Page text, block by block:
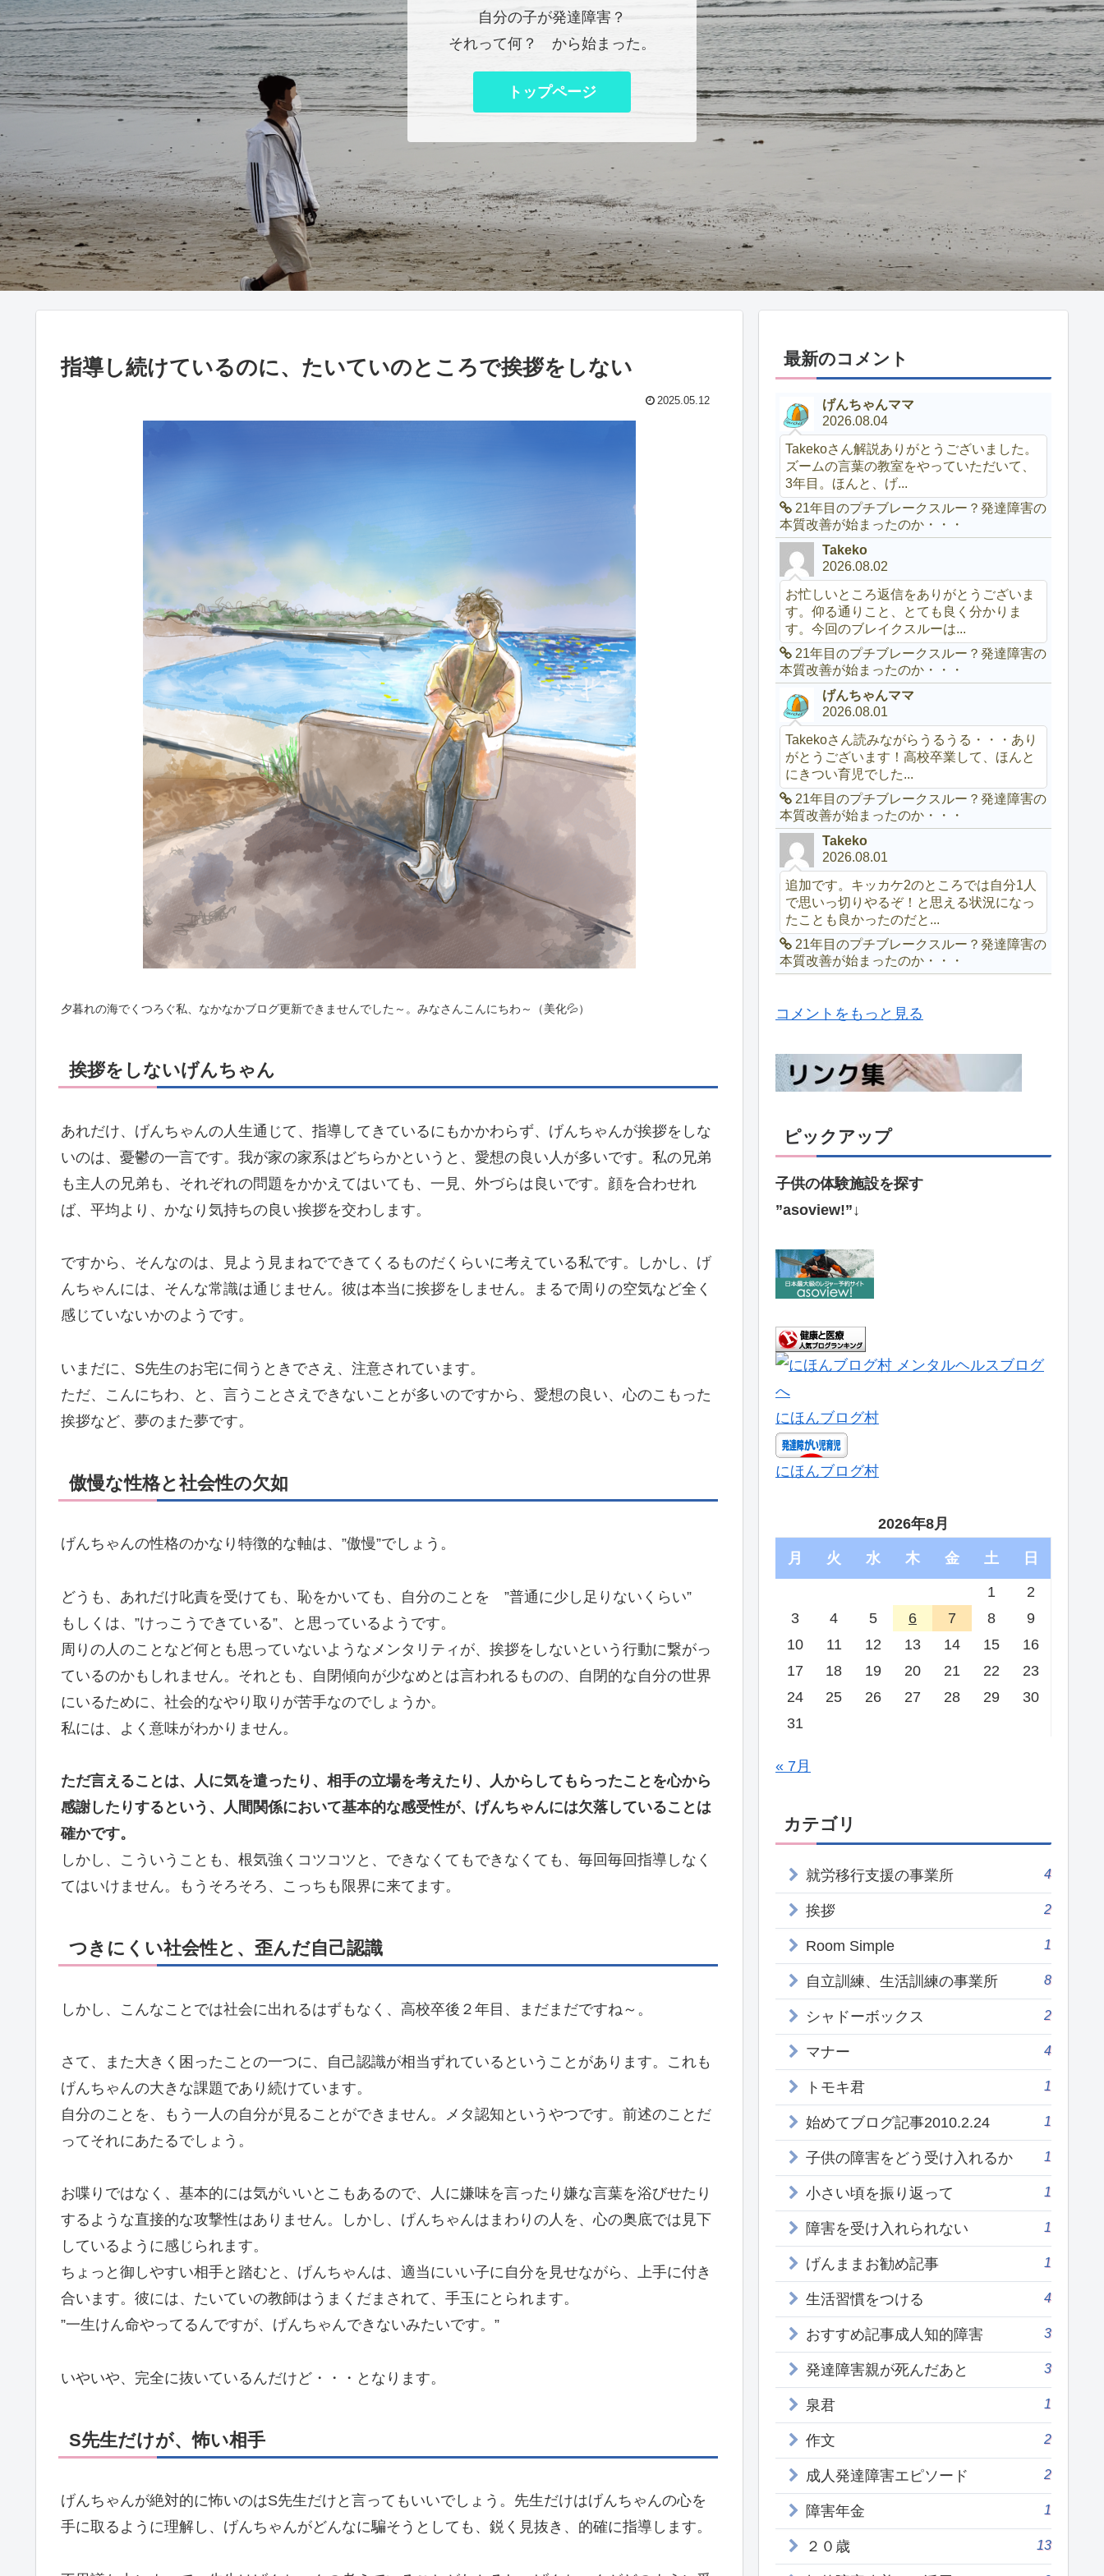
自分の子が発達障害？
それって何？ から始まった。
トップページ
指導し続けているのに、たいていのところで挨拶をしない
2025.05.12
夕暮れの海でくつろぐ私、なかなかブログ更新できませんでした～。みなさんこんにちわ～（美化💦）
挨拶をしないげんちゃん
あれだけ、げんちゃんの人生通じて、指導してきているにもかかわらず、げんちゃんが挨拶をしな
いのは、憂鬱の一言です。我が家の家系はどちらかというと、愛想の良い人が多いです。私の兄弟
も主人の兄弟も、それぞれの問題をかかえてはいても、一見、外づらは良いです。顔を合わせれ
ば、平均より、かなり気持ちの良い挨拶を交わします。
ですから、そんなのは、見よう見まねでできてくるものだくらいに考えている私です。しかし、げ
んちゃんには、そんな常識は通じません。彼は本当に挨拶をしません。まるで周りの空気など全く
感じていないかのようです。
いまだに、S先生のお宅に伺うときでさえ、注意されています。
ただ、こんにちわ、と、言うことさえできないことが多いのですから、愛想の良い、心のこもった
挨拶など、夢のまた夢です。
傲慢な性格と社会性の欠如
げんちゃんの性格のかなり特徴的な軸は、”傲慢”でしょう。
どうも、あれだけ叱責を受けても、恥をかいても、自分のことを ”普通に少し足りないくらい”
もしくは、”けっこうできている”、と思っているようです。
周りの人のことなど何とも思っていないようなメンタリティが、挨拶をしないという行動に繋がっ
ているのかもしれません。それとも、自閉傾向が少なめとは言われるものの、自閉的な自分の世界
にいるために、社会的なやり取りが苦手なのでしょうか。
私には、よく意味がわかりません。
ただ言えることは、人に気を遣ったり、相手の立場を考えたり、人からしてもらったことを心から
感謝したりするという、人間関係において基本的な感受性が、げんちゃんには欠落していることは
確かです。
しかし、こういうことも、根気強くコツコツと、できなくてもできなくても、毎回毎回指導しなく
てはいけません。もうそろそろ、こっちも限界に来てます。
つきにくい社会性と、歪んだ自己認識
しかし、こんなことでは社会に出れるはずもなく、高校卒後２年目、まだまだですね～。
さて、また大きく困ったことの一つに、自己認識が相当ずれているということがあります。これも
げんちゃんの大きな課題であり続けています。
自分のことを、もう一人の自分が見ることができません。メタ認知というやつです。前述のことだ
ってそれにあたるでしょう。
お喋りではなく、基本的には気がいいとこもあるので、人に嫌味を言ったり嫌な言葉を浴びせたり
するような直接的な攻撃性はありません。しかし、げんちゃんはまわりの人を、心の奥底では見下
しているように感じられます。
ちょっと御しやすい相手と踏むと、げんちゃんは、適当にいい子に自分を見せながら、上手に付き
合います。彼には、たいていの教師はうまくだまされて、手玉にとられます。
”一生けん命やってるんですが、げんちゃんできないみたいです。”
いやいや、完全に抜いているんだけど・・・となります。
S先生だけが、怖い相手
げんちゃんが絶対的に怖いのはS先生だけと言ってもいいでしょう。先生だけはげんちゃんの心を
手に取るように理解し、げんちゃんがどんなに騙そうとしても、鋭く見抜き、的確に指導します。
最新のコメント
げんちゃんママ
2026.08.04
Takekoさん解説ありがとうございました。
ズームの言葉の教室をやっていただいて、
3年目。ほんと、げ...
21年目のプチブレークスルー？発達障害の
本質改善が始まったのか・・・
Takeko
2026.08.02
お忙しいところ返信をありがとうございま
す。仰る通りこと、とても良く分かりま
す。今回のブレイクスルーは...
21年目のプチブレークスルー？発達障害の
本質改善が始まったのか・・・
げんちゃんママ
2026.08.01
Takekoさん読みながらうるうる・・・あり
がとうございます！高校卒業して、ほんと
にきつい育児でした...
21年目のプチブレークスルー？発達障害の
本質改善が始まったのか・・・
Takeko
2026.08.01
追加です。キッカケ2のところでは自分1人
で思いっ切りやるぞ！と思える状況になっ
たことも良かったのだと...
21年目のプチブレークスルー？発達障害の
本質改善が始まったのか・・・
コメントをもっと見る
ピックアップ
子供の体験施設を探す
”asoview!”↓
にほんブログ村
にほんブログ村
2026年8月
月 火 水 木 金 土 日
1
2
3
4 5 6 7 8
9
10
11 12 13 14 15
16
17
18 19 20 21 22
23
24
25 26 27 28 29
30
31
« 7月
カテゴリ
就労移行支援の事業所 4
挨拶 2
Room Simple 1
自立訓練、生活訓練の事業所 8
シャドーボックス 2
マナー 4
トモキ君 1
始めてブログ記事2010.2.24 1
子供の障害をどう受け入れるか 1
小さい頃を振り返って 1
障害を受け入れられない 1
げんままお勧め記事 1
生活習慣をつける 4
おすすめ記事成人知的障害 3
発達障害親が死んだあと 3
泉君 1
作文 2
成人発達障害エピソード 2
障害年金 1
２０歳 13